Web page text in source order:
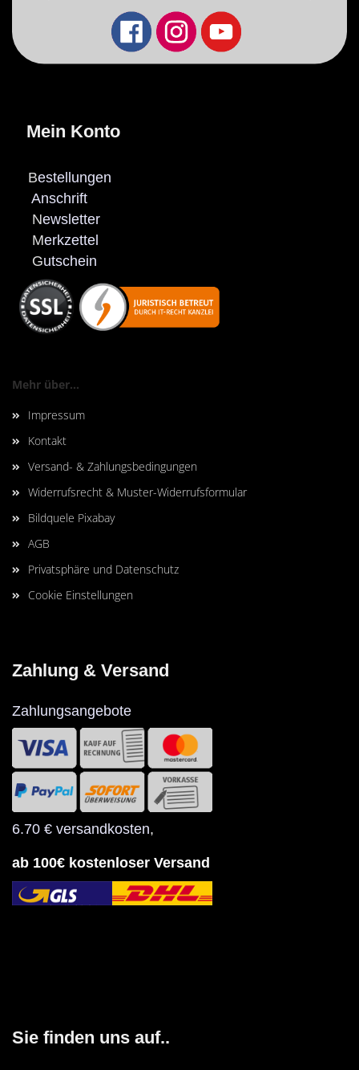
Mein Konto
Bestellungen
Anschrift
Newsletter
Merkzettel
Gutschein
Mehr über...
Impressum
Kontakt
Versand- & Zahlungsbedingungen
Widerrufsrecht & Muster-Widerrufsformular
Bildquele Pixabay
AGB
Privatsphäre und Datenschutz
Cookie Einstellungen
Zahlung & Versand
Zahlungsangebote
6.70 € versandkosten,
ab 100€ kostenloser Versand
Sie finden uns auf..